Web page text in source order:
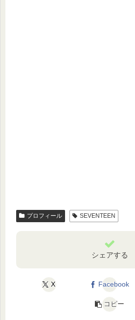
プロフィール SEVENTEEN
シェアする
X Facebook
コピー